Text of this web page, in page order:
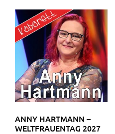
ANNY HARTMANN –
WELTFRAUENTAG 2027